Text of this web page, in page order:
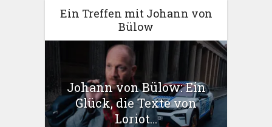
Ein Treffen mit Johann von
Bülow
Johann von Bülow: Ein
Glück, die Texte von
Loriot...